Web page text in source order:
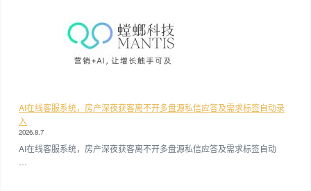
AI在线客服系统，房产深夜获客离不开多盘源私信应答及需求标签自动录
入
2026.8.7
AI在线客服系统，房产深夜获客离不开多盘源私信应答及需求标签自动